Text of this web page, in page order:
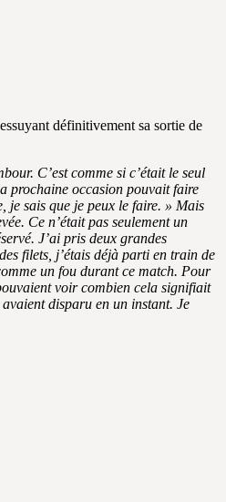
définitivement sa sortie de
C’est comme si c’était le seul
prochaine occasion pouvait faire
je sais que je peux le faire. » Mais
Ce n’était pas seulement un
J’ai pris deux grandes
filets, j’étais déjà parti en train de
un fou durant ce match. Pour
voir combien cela signifiait
disparu en un instant. Je